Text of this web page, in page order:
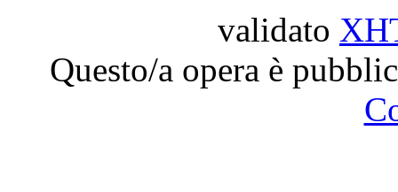
validato
Questo/a opera è